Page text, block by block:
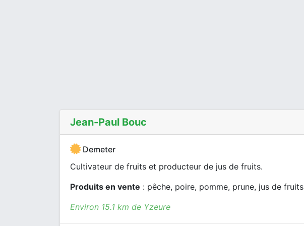
Jean-Paul Bouc
Demeter
Cultivateur de fruits et producteur de jus de fruits.
Produits en vente : pêche, poire, pomme, prune, jus de fruits
Environ 15.1 km de Yzeure